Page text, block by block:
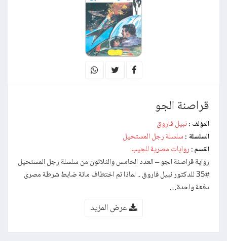
قراصنة الجو
المؤلف : نبيل فاروق
السلسلة : سلسلة رجل المستحيل
القسم : روايات مصرية للجيب
رواية قراصنة الجو – العدد الخامس والثلاثون من سلسلة رجل المستحيل
#35 للدكتور نبيل فاروق .. لماذا تم اختطاف مائة ضابط شرطة مصرى
دفعة واحدة…
عرض المزيد